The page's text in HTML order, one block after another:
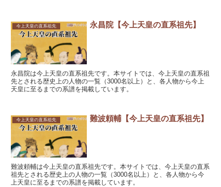
今上天皇の直系祖先 永昌院【今上天皇の直系祖先】
永昌院は今上天皇の直系祖先です。本サイトでは、今上天皇の直系祖
先とされる歴史上の人物の一覧（3000名以上）と、各人物から今上
天皇に至るまでの系譜を掲載しています。
今上天皇の直系祖先 難波頼輔【今上天皇の直系祖先】
難波頼輔は今上天皇の直系祖先です。本サイトでは、今上天皇の直系
祖先とされる歴史上の人物の一覧（3000名以上）と、各人物から今
上天皇に至るまでの系譜を掲載しています。